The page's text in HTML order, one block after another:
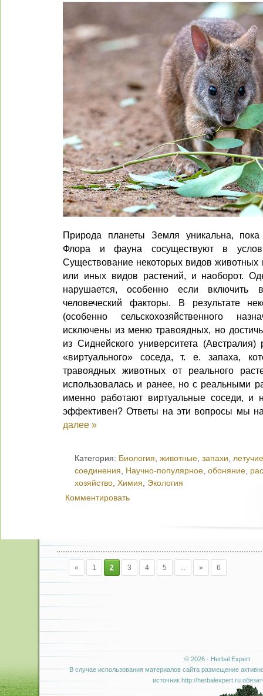
Природа планеты Земля уникальна,
Флора и фауна сосуществуют в
Существование некоторых видов животных
или иных видов растений, и наоборот.
нарушается, особенно если включить
человеческий факторы. В результате
(особенно сельскохозяйственного
исключены из меню травоядных, но
из Сиднейского университета (Австралия)
«виртуального» соседа, т. е. запаха,
травоядных животных от реального
использовалась и ранее, но с реальными
именно работают виртуальные соседи, и
эффективен? Ответы на эти вопросы мы
далее »
Категория: Биология, животные, запахи,
соединения, Научно-популярное, обоняние,
хозяйство, Химия, Экология
Комментировать
« 1 2 3 4 5 ... » 6
© 2026 - Herbal Expert
В случае использования материалов сайта размещение
источник http://herbalexpert.ru